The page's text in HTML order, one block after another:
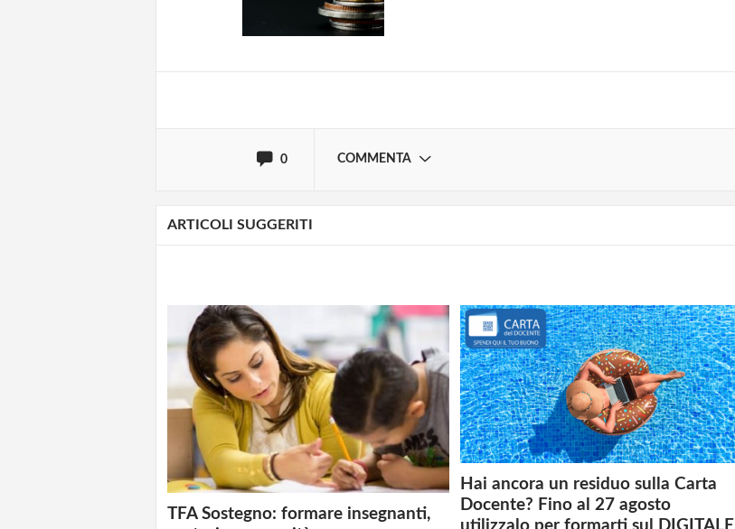
0 COMMENTA
Login o
ARTICOLI SUGGERITI
TFA Sostegno: formare insegnanti,
Hai ancora un residuo sulla Carta
Docente? Fino al 27 agosto
utilizzalo per formarti sul DIGITALE